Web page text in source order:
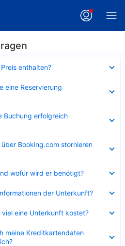
enthalten?
eine Reservierung
Buchung erfolgreich
Booking.com stornieren
wofür wird er benötigt?
der Unterkunft?
eine Unterkunft kostet?
meine Kreditkartendaten